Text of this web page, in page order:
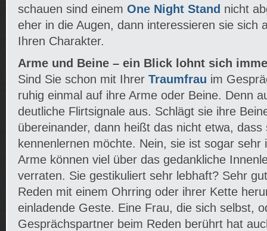
schauen sind einem One Night Stand nicht
eher in die Augen, dann interessieren sie sich
Ihren Charakter.
Arme und Beine – ein Blick lohnt sich
Sind Sie schon mit Ihrer Traumfrau im
ruhig einmal auf ihre Arme oder Beine. Denn
deutliche Flirtsignale aus. Schlägt sie ihre
übereinander, dann heißt das nicht etwa, dass
kennenlernen möchte. Nein, sie ist sogar sehr
Arme können viel über das gedankliche
verraten. Sie gestikuliert sehr lebhaft? Sehr
Reden mit einem Ohrring oder ihrer Kette
einladende Geste. Eine Frau, die sich selbst,
Gesprächspartner beim Reden berührt hat